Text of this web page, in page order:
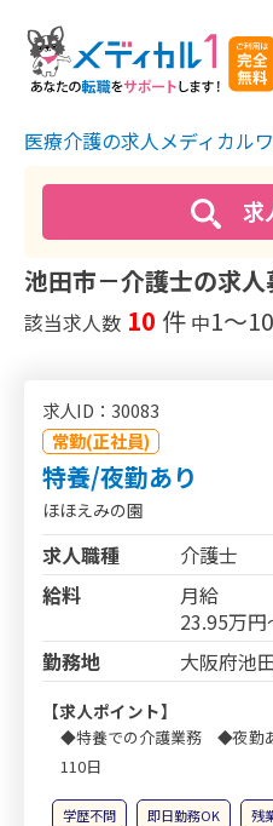
医療介護の求人メディカル
求
池田市－介護士の求
該当求人数 10 件 中1〜10
求人ID：30083
常勤(正社員)
特養/夜勤あり
ほほえみの園
求人職種
介護士
給料
月給
23.95万
勤務地
大阪府池
【求人ポイント】
◆特養での介護業務 ◆夜
110日
学歴不問 即日勤務OK 残